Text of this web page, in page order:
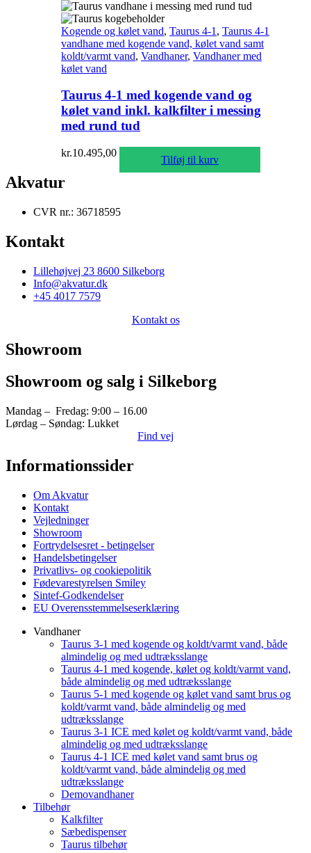
Kogende og kølet vand, Taurus 4-1 , Taurus 4-1
vandhane med kogende vand, kølet vand samt
koldt/varmt vand, Vandhaner, Vandhaner med
kølet vand
Taurus 4-1 med kogende vand og
kølet vand inkl. kalkfilter i messing
med rund tud
kr.10.495,00
Tilføj til kurv
Akvatur
CVR nr.: 36718595
Kontakt
Lillehøjvej 23 8600 Silkeborg
Info@akvatur.dk
+45 4017 7579
Kontakt os
Showroom
Showroom og salg i Silkeborg
Mandag – Fredag: 9:00 – 16.00
Lørdag – Søndag: Lukket
Find vej
Informationssider
Om Akvatur
Kontakt
Vejledninger
Showroom
Fortrydelsesret - betingelser
Handelsbetingelser
Privatlivs- og cookiepolitik
Fødevarestyrelsen Smiley
Sintef-Godkendelser
EU Overensstemmelseserklæring
Vandhaner
Taurus 3-1 med kogende og koldt/varmt vand, både
almindelig og med udtræksslange
Taurus 4-1 med kogende, kølet og koldt/varmt vand,
både almindelig og med udtræksslange
Taurus 5-1 med kogende og kølet vand samt brus og
koldt/varmt vand, både almindelig og med
udtræksslange
Taurus 3-1 ICE med kølet og koldt/varmt vand, både
almindelig og med udtræksslange
Taurus 4-1 ICE med kølet vand samt brus og
koldt/varmt vand, både almindelig og med
udtræksslange
Demovandhaner
Tilbehør
Kalkfilter
Sæbedispenser
Taurus tilbehør